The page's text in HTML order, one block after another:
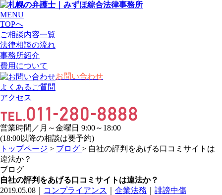
MENU
TOPへ
ご相談内容一覧
法律相談の流れ
事務所紹介
費用について
お問い合わせ
よくあるご質問
アクセス
営業時間／月～金曜日 9:00～18:00
(18:00以降の相談は要予約)
トップページ > ブログ > 自社の評判をあげる口コミサイトは
違法か？
ブログ
自社の評判をあげる口コミサイトは違法か？
2019.05.08
コンプライアンス 企業法務
誹謗中傷